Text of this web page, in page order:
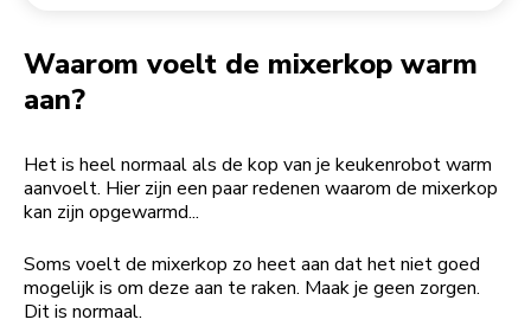
Waarom voelt de mixerkop warm
aan?
Het is heel normaal als de kop van je keukenrobot warm
aanvoelt. Hier zijn een paar redenen waarom de mixerkop
kan zijn opgewarmd...
Soms voelt de mixerkop zo heet aan dat het niet goed
mogelijk is om deze aan te raken. Maak je geen zorgen.
Dit is normaal.